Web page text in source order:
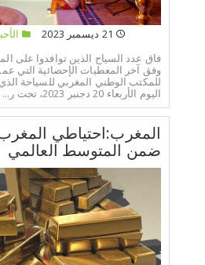
وفق آخر المعطيات الإحصائية التي
للمكتب الوطني المغربي للسياحة
اليوم الأربعاء 20 دجنبر 2023، تحت ر...
المغرب:احتياطي
ضمن المتوسط العالمي